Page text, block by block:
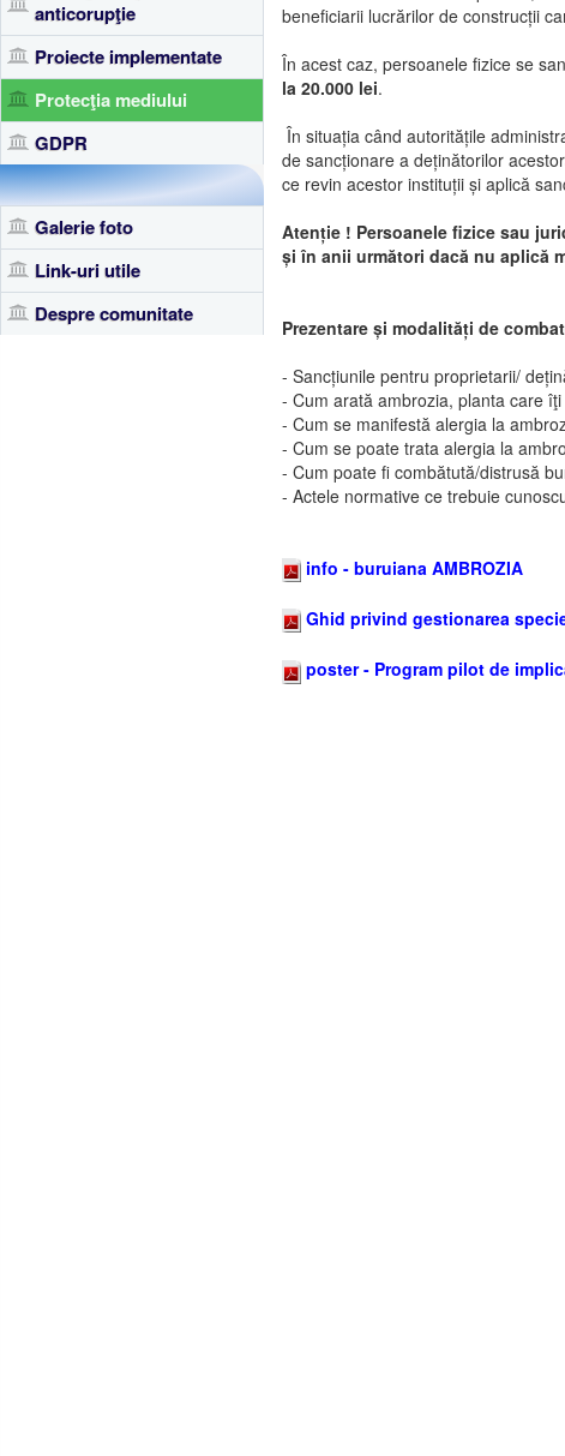
anticorupţie
Proiecte implementate
Protecţia mediului
GDPR
Galerie foto
Link-uri utile
Despre comunitate
beneficiarii lucrărilor de construcții
În acest caz, persoanele fizice se
la 20.000 lei.
În situația când autoritățile
de sancționare a deținătorilor
ce revin acestor instituții și aplică
Atenție ! Persoanele fizice sau
și în anii următori dacă nu aplică
Prezentare și modalități de
- Sancțiunile pentru proprietarii/
- Cum arată ambrozia, planta care
- Cum se manifestă alergia la
- Cum se poate trata alergia la
- Cum poate fi combătută/distrusă
- Actele normative ce trebuie
info - buruiana AMBROZIA
Ghid privind gestionarea
poster - Program pilot de